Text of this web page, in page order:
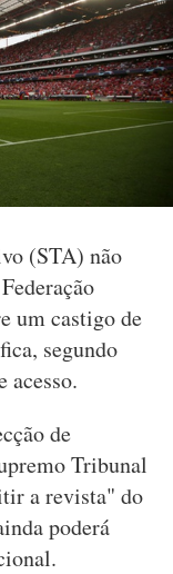
(STA) não
um castigo de
segundo
acesso.
de
Tribunal
a revista" do
poderá